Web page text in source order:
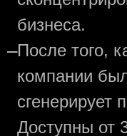
бизнеса.
—После того,
компании
сгенерирует
Доступны от